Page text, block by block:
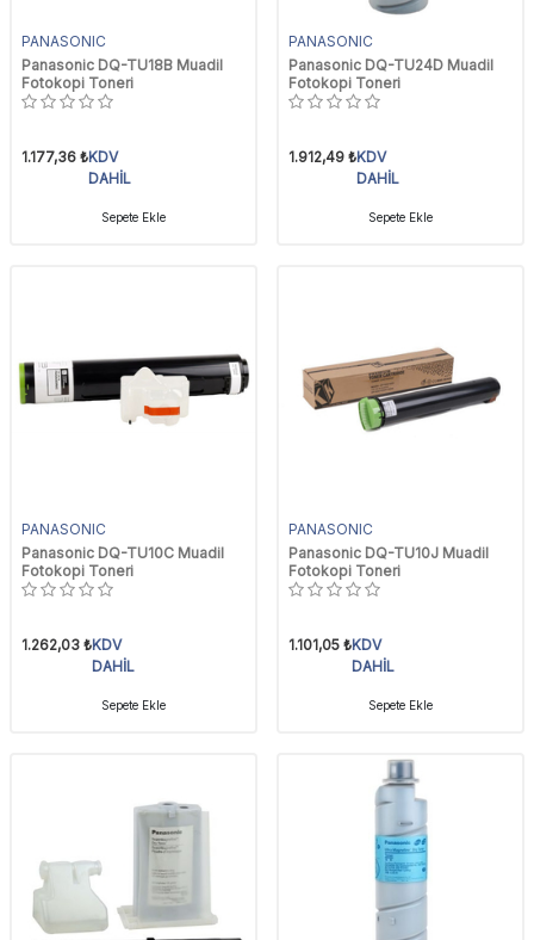
PANASONIC
Panasonic DQ-TU18B Muadil
Fotokopi Toneri
1.177,36 ₺KDV
DAHİL
Sepete Ekle
PANASONIC
Panasonic DQ-TU24D Muadil
Fotokopi Toneri
1.912,49 ₺KDV
DAHİL
Sepete Ekle
PANASONIC
Panasonic DQ-TU10C Muadil
Fotokopi Toneri
1.262,03 ₺KDV
DAHİL
Sepete Ekle
PANASONIC
Panasonic DQ-TU10J Muadil
Fotokopi Toneri
1.101,05 ₺KDV
DAHİL
Sepete Ekle